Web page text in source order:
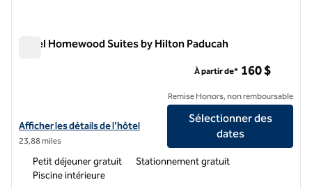
Hôtel Homewood Suites by Hilton Paducah
Afficher les détails de l'hôtel Homewood Suites by Hilton Paducah
Afficher les détails de l'hôtel
23,88 miles
À partir de* 160 $
Remise Honors, non remboursable
Sélectionner des
dates
Petit déjeuner gratuit
Stationnement gratuit
Piscine intérieure